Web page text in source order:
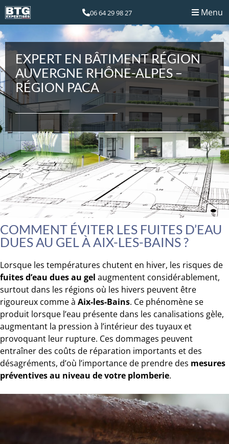
06 64 29 98 27 Menu
EXPERT EN BÂTIMENT RÉGION
AUVERGNE RHÔNE-ALPES –
RÉGION PACA
COMMENT ÉVITER LES FUITES D’EAU
DUES AU GEL À AIX-LES-BAINS ?
Lorsque les températures chutent en hiver, les risques de
fuites d’eau dues au gel augmentent considérablement,
surtout dans les régions où les hivers peuvent être
rigoureux comme à Aix-les-Bains. Ce phénomène se
produit lorsque l’eau présente dans les canalisations gèle,
augmentant la pression à l’intérieur des tuyaux et
provoquant leur rupture. Ces dommages peuvent
entraîner des coûts de réparation importants et des
désagréments, d’où l’importance de prendre des mesures
préventives au niveau de votre plomberie.